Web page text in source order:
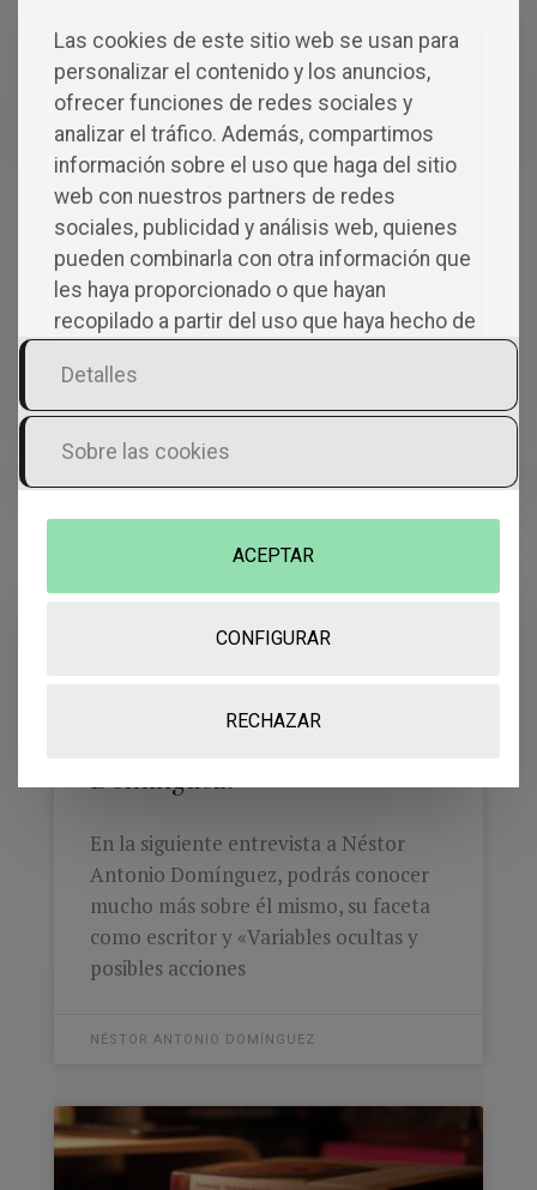
Compartir
Blog & Escritos
Domínguez!
En la siguiente entrevista a Néstor
Antonio Domínguez, podrás conocer
mucho más sobre él mismo, su faceta
como escritor y «Variables ocultas y
posibles acciones
NÉSTOR ANTONIO DOMÍNGUEZ
Las cookies de este sitio web se usan para
personalizar el contenido y los anuncios,
ofrecer funciones de redes sociales y
analizar el tráfico. Además, compartimos
información sobre el uso que haga del sitio
web con nuestros partners de redes
sociales, publicidad y análisis web, quienes
pueden combinarla con otra información que
les haya proporcionado o que hayan
recopilado a partir del uso que haya hecho de
Detalles
Sobre las cookies
RECHAZAR
CONFIGURAR
ACEPTAR